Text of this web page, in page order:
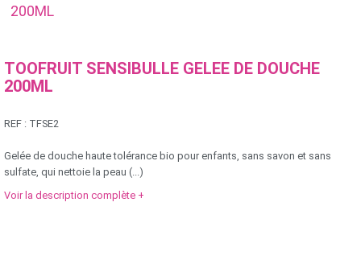
TOOFRUIT SENSIBULLE GELEE DE DOUCHE
200ML
REF : TFSE2
Gelée de douche haute tolérance bio pour enfants, sans savon et sans
sulfate, qui nettoie la peau (...)
Voir la description complète +